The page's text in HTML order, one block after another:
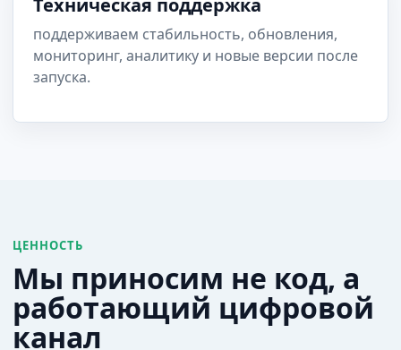
Техническая поддержка
поддерживаем стабильность, обновления,
мониторинг, аналитику и новые версии после
запуска.
ЦЕННОСТЬ
Мы приносим не код, а
работающий цифровой
канал